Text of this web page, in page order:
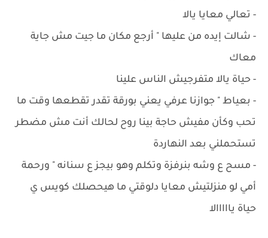
- ‏تعالي معايا يالا
- ‏شالت إيده من عليها " أرجع مكان ما جيت مش جاية
معاك
- ‏حياة يالا متفرجيش الناس علينا
- ‏بعياط " جوازنا عرفي يعني بورقة تقدر تقطعها وقت ما
تحب وكأن مفيش حاجة بينا روح لحالك أنت مش مضطر
تستحملني بعد النهاردة
- ‏مسح ع وشه بنرفزة وتكلم وهو بيجز ع سنانه " ورحمة
أمي لو منزلتيش معايا دلوقتي ما هيحصلك كويس ي
حياة يااااالا